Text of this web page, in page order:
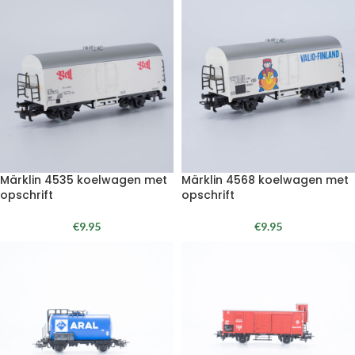
Märklin 4535 koelwagen met
opschrift
€9.95
Märklin 4568 koelwagen met
opschrift
€9.95